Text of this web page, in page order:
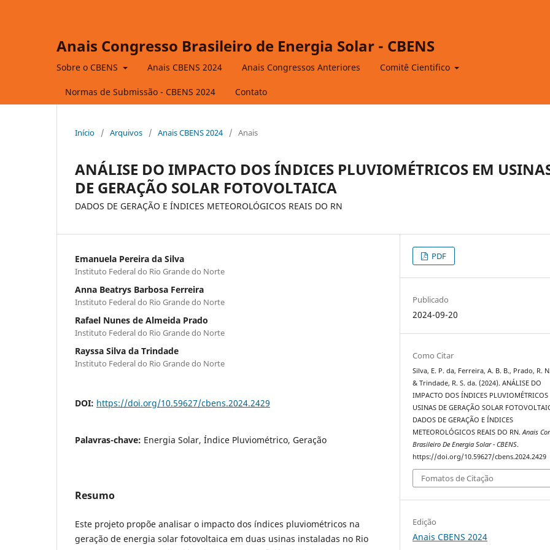
Anais Congresso Brasileiro de Energia Solar - CBENS
Sobre o CBENS Anais CBENS 2024 Anais Congressos Anteriores Comitê Cientifico
Normas de Submissão - CBENS 2024 Contato
Início / Arquivos / Anais CBENS 2024 / Anais
ANÁLISE DO IMPACTO DOS ÍNDICES PLUVIOMÉTRICOS EM
DE GERAÇÃO SOLAR FOTOVOLTAICA
DADOS DE GERAÇÃO E ÍNDICES METEOROLÓGICOS REAIS DO RN
Emanuela Pereira da Silva
Instituto Federal do Rio Grande do Norte
Anna Beatrys Barbosa Ferreira
Instituto Federal do Rio Grande do Norte
Rafael Nunes de Almeida Prado
Instituto Federal do Rio Grande do Norte
Rayssa Silva da Trindade
Instituto Federal do Rio Grande do Norte
DOI: https://doi.org/10.59627/cbens.2024.2429
Palavras-chave: Energia Solar, Índice Pluviométrico, Geração
Resumo
Este projeto propõe analisar o impacto dos índices pluviométricos na
geração de energia solar fotovoltaica em duas usinas instaladas no Rio
PDF
Publicado
2024-09-20
Como Citar
Silva, E. P. da, Ferreira, A. B. B., Prado, R.
& Trindade, R. S. da. (2024). ANÁLISE DO
IMPACTO DOS ÍNDICES PLUVIOMÉTRICOS
USINAS DE GERAÇÃO SOLAR
DADOS DE GERAÇÃO E ÍNDICES
METEOROLÓGICOS REAIS DO RN.Anais
Brasileiro De Energia Solar - CBENS.
https://doi.org/10.59627/cbens.2024.2429
Fomatos de Citação
Edição
Anais CBENS 2024